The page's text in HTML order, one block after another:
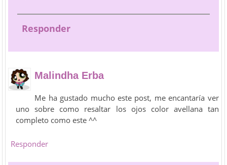
Responder
Malindha Erba
Me ha gustado mucho este post, me encantaría ver
uno sobre como resaltar los ojos color avellana tan
completo como este ^^
Responder